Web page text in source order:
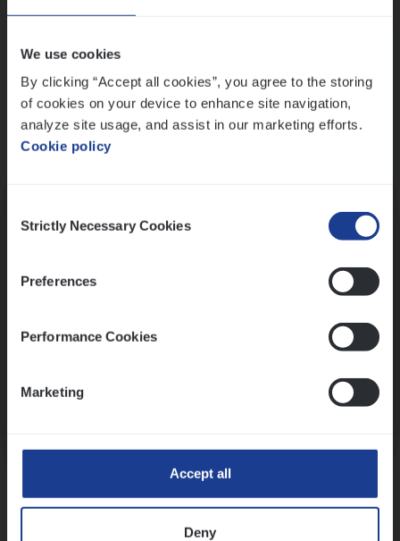
We use cookies
By clicking “Accept all cookies”, you agree to the storing
of cookies on your device to enhance site navigation,
analyze site usage, and assist in our marketing efforts.
Cookie policy
Selection
Strictly Necessary Cookies
Preferences
Performance Cookies
Marketing
Accept all
Deny